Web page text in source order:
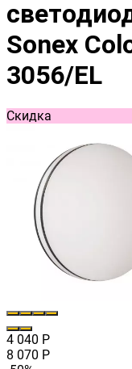
Sonex
3056/EL
Скидка
4 040 Р
8 070 Р